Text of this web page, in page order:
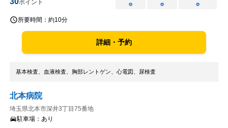
ポイント ○ ○ ○
所要時間： 約10分
詳細・予約
基本検査、血液検査、胸部レントゲン、心電図、尿検査
北本病院
埼玉県北本市深井3丁目75番地
駐車場： あり